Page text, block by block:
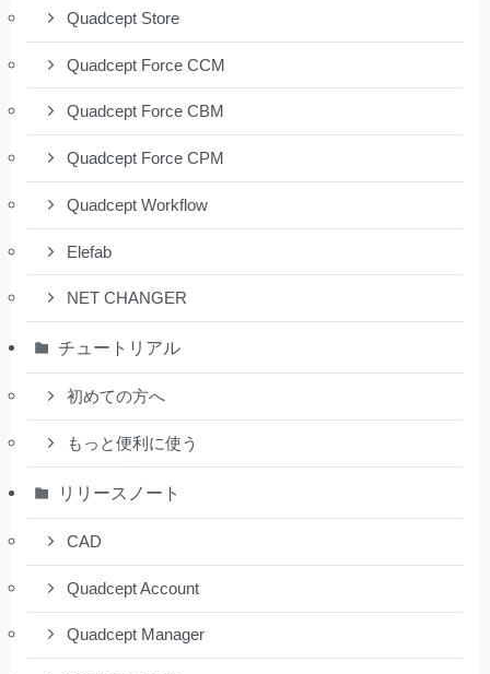
Quadcept Store
Quadcept Force CCM
Quadcept Force CBM
Quadcept Force CPM
Quadcept Workflow
Elefab
NET CHANGER
チュートリアル
初めての方へ
もっと便利に使う
リリースノート
CAD
Quadcept Account
Quadcept Manager